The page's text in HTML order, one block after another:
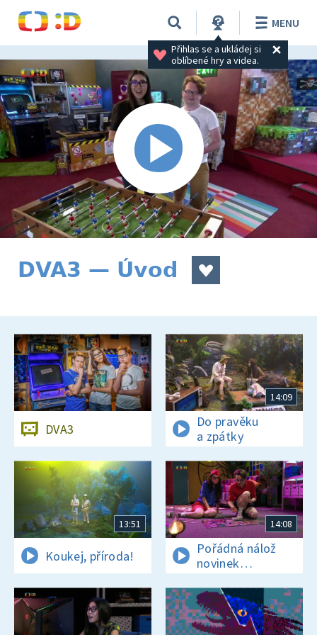
Přihlas se a ukládej si
oblíbené hry a videa.
MENU
DVA3 — Úvod
DVA3
14:09
Do pravěku
a zpátky
13:51
Koukej, příroda!
14:08
Pořádná nálož
novinek
a zajímavostí